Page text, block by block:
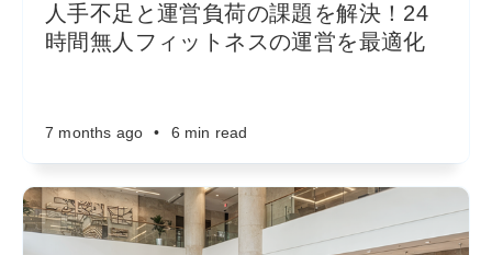
人手不足と運営負荷の課題を解決！24
時間無人フィットネスの運営を最適化
7 months ago • 6 min read